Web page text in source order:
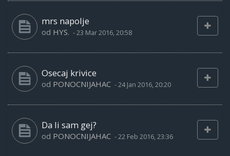
mrs napolje
od HYS. -23 Mar 2016, 20:58
Osecaj krivice
od PONOCNIJAHAC -24 Jan 2016, 20:20
Da li sam gej?
od PONOCNIJAHAC -22 Feb 2016, 23:36